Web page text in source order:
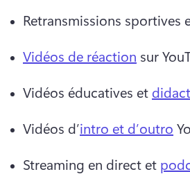
Retransmissions sportives
Vidéos de réaction sur
Vidéos éducatives et
Vidéos d’intro et d’outro
Streaming en direct et